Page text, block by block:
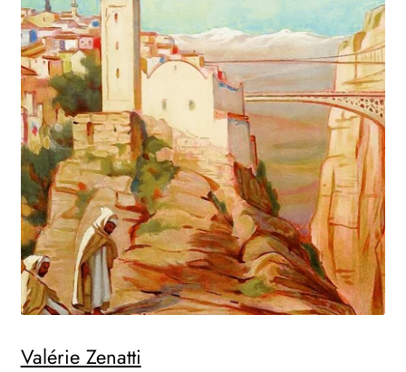
AKTUELLES
NEWSLETTER
WEITERE VERLAGE
Search:
Valérie Zenatti